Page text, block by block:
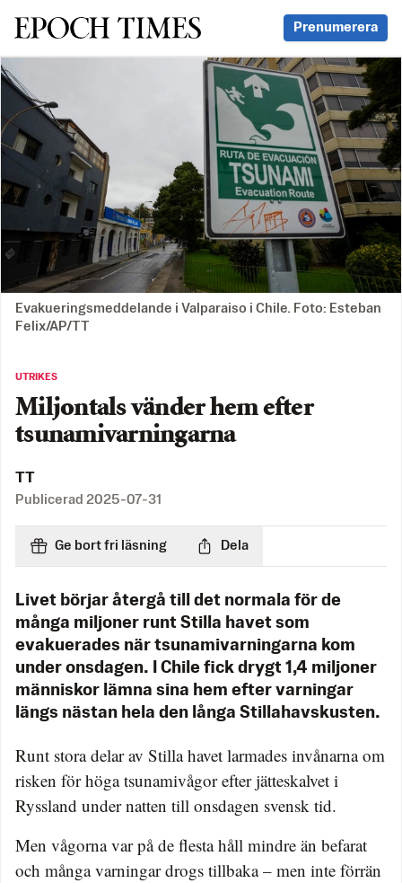
Svenska Epoch Times Prenumerera
Evakueringsmeddelande i Valparaiso i Chile. Foto: Esteban
Felix/AP/TT
UTRIKES
Miljontals vänder hem efter
tsunamivarningarna
TT
Publicerad 2025-07-31
Ge bort fri läsning Dela
Livet börjar återgå till det normala för de
många miljoner runt Stilla havet som
evakuerades när tsunamivarningarna kom
under onsdagen. I Chile fick drygt 1,4 miljoner
människor lämna sina hem efter varningar
längs nästan hela den långa Stillahavskusten.
Runt stora delar av Stilla havet larmades invånarna om
risken för höga tsunamivågor efter jätteskalvet i
Ryssland under natten till onsdagen svensk tid.
Men vågorna var på de flesta håll mindre än befarat
och många varningar drogs tillbaka – men inte förrän